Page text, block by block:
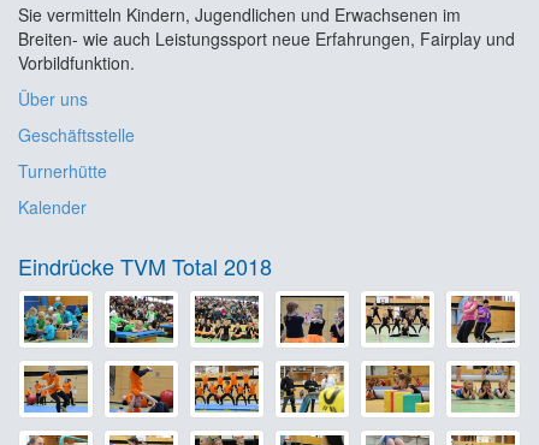
Sie vermitteln Kindern, Jugendlichen und Erwachsenen im
Breiten- wie auch Leistungssport neue Erfahrungen, Fairplay und
Vorbildfunktion.
Über uns
Geschäftsstelle
Turnerhütte
Kalender
Eindrücke TVM Total 2018